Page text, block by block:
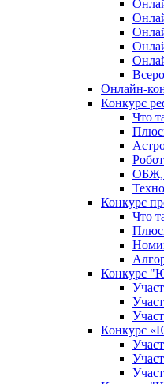
Онлайн-
Конкурс
Что
ОБЖ,
Конкурс
Что
Конкурс
Конкурс